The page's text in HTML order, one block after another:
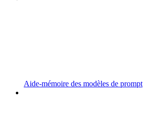
Aide-mémoire des modèles de prompt